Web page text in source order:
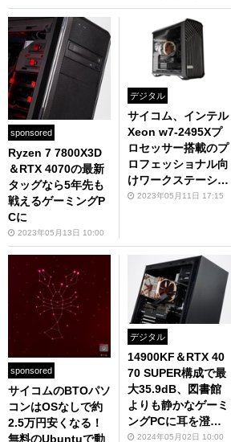
sponsored
Ryzen 7 7800X3D
＆RTX 4070の最新
タッグなら5年先も
戦えるゲーミングP
Cに
2023年05月13日 10:00
デジタル
サイコム、インテル
Xeon w7-2495Xプ
ロセッサー搭載のプ
ロフェッショナル向
けワークステーショ
ン「Lepton WS390
2023年05月11日 17:15
sponsored
サイコムのBTOパソ
コンはOSなしで約
2.5万円安くなる！
無料のUbuntuで動
デジタル
14900KF＆RTX 40
70 SUPER構成で最
大35.9dB、図書館
よりも静かなゲーミ
ングPCに耳を澄ま
す2024年05月02日 10:00